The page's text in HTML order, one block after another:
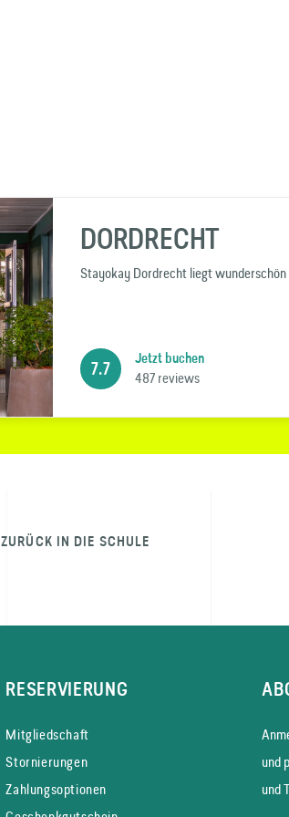
DORDRECHT
Stayokay Dordrecht liegt wunderschön
7.7
Jetzt buchen
487 reviews
ZURÜCK IN DIE SCHULE
RESERVIERUNG
Mitgliedschaft
Stornierungen
Zahlungsoptionen
und
und